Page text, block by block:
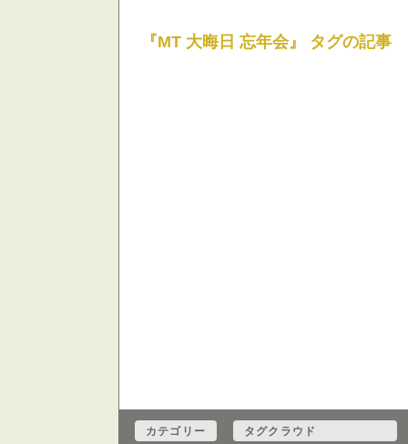
『MT 大晦日 忘年会』 タグの記事
カテゴリー
タグクラウド